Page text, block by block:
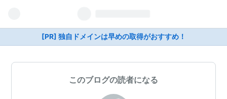
[PR] 独自ドメインは早めの取得がおすすめ！
このブログの読者になる